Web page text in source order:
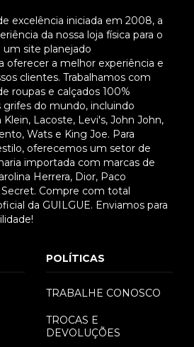
excelência iniciada em 2008, a
da nossa loja física para o
site planejado
oferecer a melhor experiência e
clientes. Trabalhamos com
roupas e calçados 100%
grifes do mundo, incluindo
Lacoste, Levi's, John John,
Wats e King Joe. Para
oferecemos um setor de
importada com marcas de
Herrera, Dior, Paco
Compre com total
da GUILGUE. Enviamos para
POLÍTICAS
TRABALHE CONOSCO
TROCAS E
DEVOLUÇÕES